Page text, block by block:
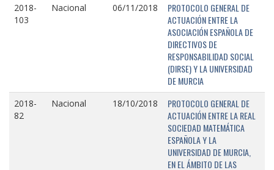
2018-
103
Nacional 06/11/2018
PROTOCOLO GENERAL DE
ACTUACIÓN ENTRE LA
ASOCIACIÓN ESPAÑOLA DE
DIRECTIVOS DE
RESPONSABILIDAD SOCIAL
(DIRSE) Y LA UNIVERSIDAD
DE MURCIA
2018-
82
Nacional 18/10/2018
PROTOCOLO GENERAL DE
ACTUACIÓN ENTRE LA REAL
SOCIEDAD MATEMÁTICA
ESPAÑOLA Y LA
UNIVERSIDAD DE MURCIA,
EN EL ÁMBITO DE LAS